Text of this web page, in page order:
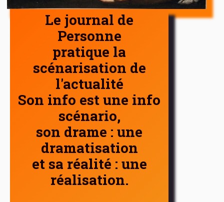
Le journal de
Personne
pratique la
scénarisation de
l'actualité
Son info est une info
scénario,
son drame : une
dramatisation
et sa réalité : une
réalisation.